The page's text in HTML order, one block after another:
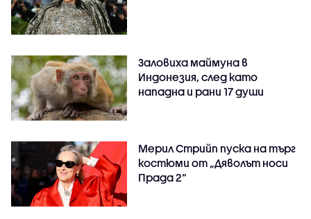
Заловиха маймуна в
Индонезия, след като
нападна и рани 17 души
Мерил Стрийп пуска на търг
костюми от „Дяволът носи
Прада 2“